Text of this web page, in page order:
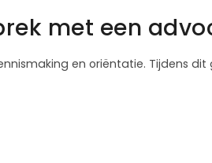
met een
en oriëntatie. Tijdens